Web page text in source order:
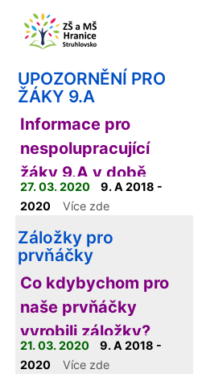
UPOZORNĚNÍ PRO
ŽÁKY 9.A
Informace pro
nespolupracující
žáky 9.A v době
platnosti distančního
27. 03. 2020
9. A 2018 -
2020
Více zde
Záložky pro
prvňáčky
Co kdybychom pro
naše prvňáčky
vyrobili záložky?
21. 03. 2020
9. A 2018 -
2020
Více zde